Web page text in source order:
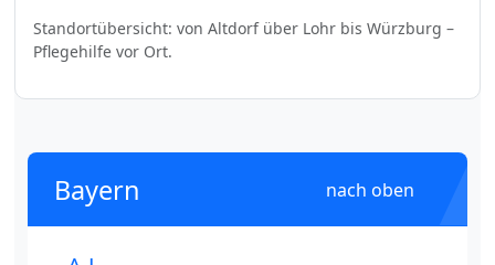
Standortübersicht: von Altdorf über Lohr bis Würzburg –
Pflegehilfe vor Ort.
Bayern nach oben